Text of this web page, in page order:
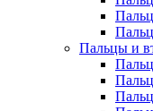
Пальцы и